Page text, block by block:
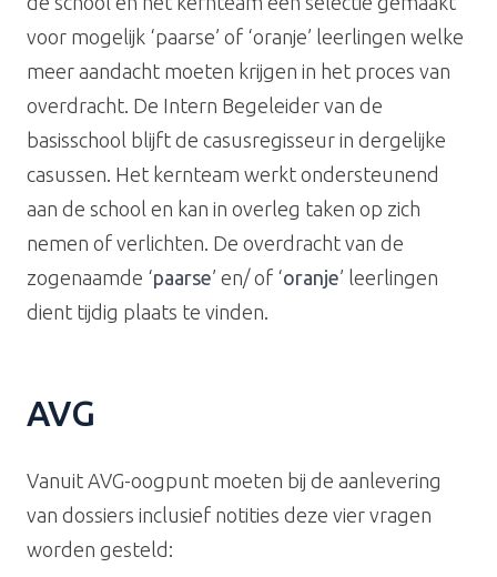
voor mogelijk ‘paarse’ of ‘oranje’ leerlingen welke
meer aandacht moeten krijgen in het proces van
overdracht. De Intern Begeleider van de
basisschool blijft de casusregisseur in dergelijke
casussen. Het kernteam werkt ondersteunend
aan de school en kan in overleg taken op zich
nemen of verlichten. De overdracht van de
zogenaamde ‘paarse’ en/ of ‘oranje’ leerlingen
dient tijdig plaats te vinden.
AVG
Vanuit AVG-oogpunt moeten bij de aanlevering
van dossiers inclusief notities deze vier vragen
worden gesteld: